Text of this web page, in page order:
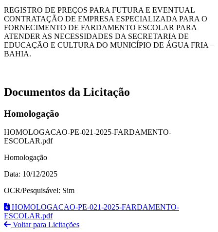
REGISTRO DE PREÇOS PARA FUTURA E EVENTUAL
CONTRATAÇÃO DE EMPRESA ESPECIALIZADA PARA O
FORNECIMENTO DE FARDAMENTO ESCOLAR PARA
ATENDER AS NECESSIDADES DA SECRETARIA DE
EDUCAÇÃO E CULTURA DO MUNICÍPIO DE ÁGUA FRIA –
BAHIA.
Documentos da Licitação
Homologação
HOMOLOGACAO-PE-021-2025-FARDAMENTO-
ESCOLAR.pdf
Homologação
Data: 10/12/2025
OCR/Pesquisável: Sim
HOMOLOGACAO-PE-021-2025-FARDAMENTO-
ESCOLAR.pdf
Voltar para Licitações